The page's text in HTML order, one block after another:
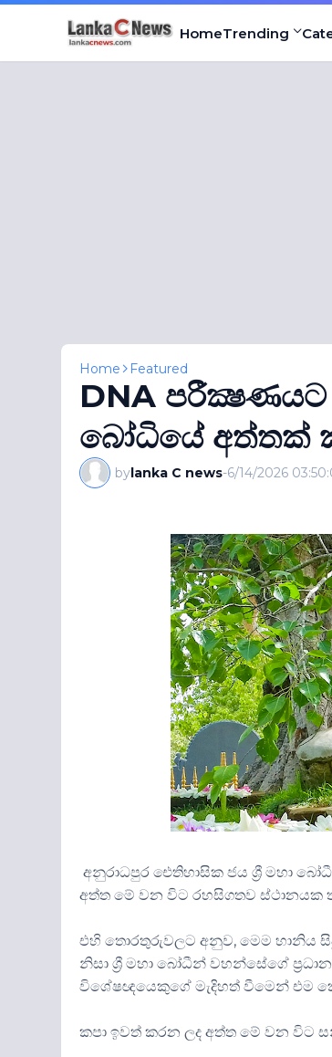
HomeTrending
Home Featured
DNA පරීක්‍ෂණයට
බෝධියේ අත්තක්
bylanka C news-6/14/2026
අනුරාධපුර ඓතිහාසික ජය ශ්‍රී මහා
අත්ත මේ වන විට රහසිගතව ස්ථානයක
එහි තොරතුරුවලට අනුව, මෙම හානිය
නිසා ශ්‍රී මහා බෝධීන් වහන්සේගේ
විශේෂඥයෙකුගේ මැදිහත් වීමෙන් එම
කපා ඉවත් කරන ලද අත්ත මේ වන විට